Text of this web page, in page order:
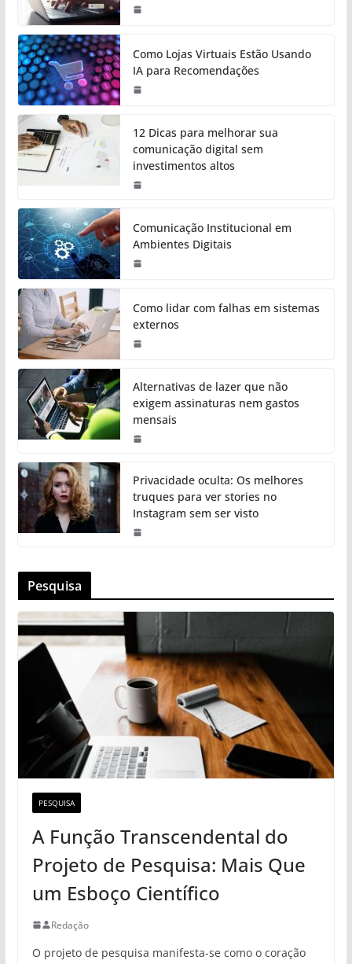
Como Lojas Virtuais Estão Usando
IA para Recomendações
12 Dicas para melhorar sua
comunicação digital sem
investimentos altos
Comunicação Institucional em
Ambientes Digitais
Como lidar com falhas em sistemas
externos
Alternativas de lazer que não
exigem assinaturas nem gastos
mensais
Privacidade oculta: Os melhores
truques para ver stories no
Instagram sem ser visto
Pesquisa
PESQUISA
A Função Transcendental do
Projeto de Pesquisa: Mais Que
um Esboço Científico
Redação
O projeto de pesquisa manifesta-se como o coração